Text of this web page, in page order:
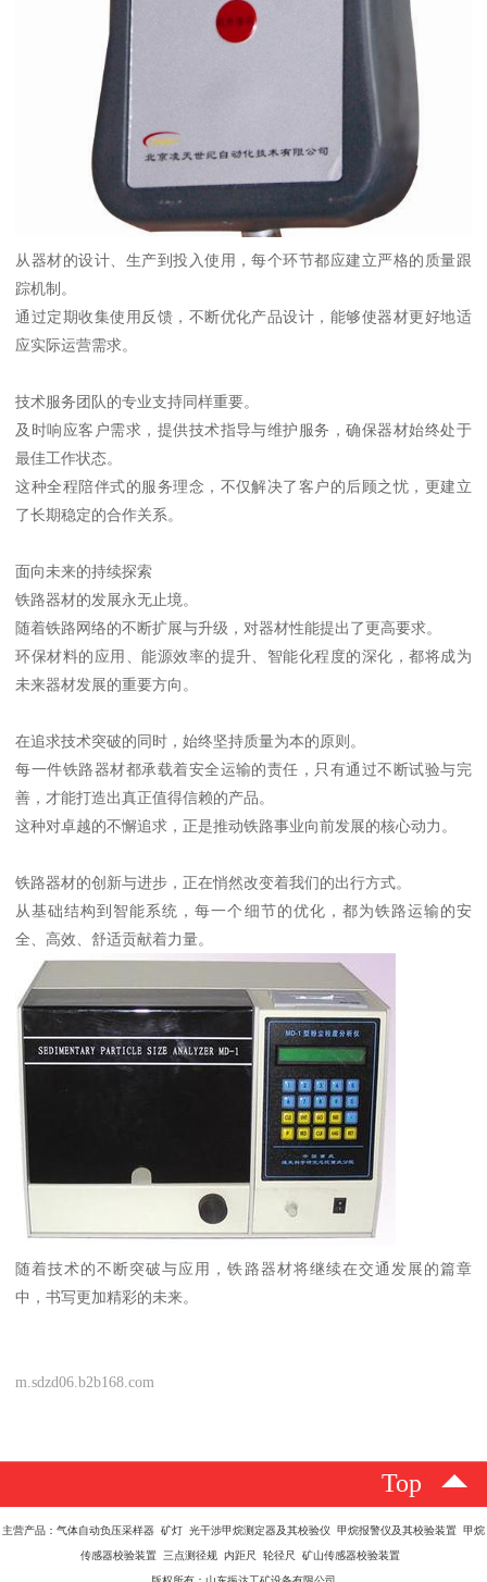
从器材的设计、生产到投入使用，每个环节都应建立严格的质量跟
踪机制。
通过定期收集使用反馈，不断优化产品设计，能够使器材更好地适
应实际运营需求。
技术服务团队的专业支持同样重要。
及时响应客户需求，提供技术指导与维护服务，确保器材始终处于
最佳工作状态。
这种全程陪伴式的服务理念，不仅解决了客户的后顾之忧，更建立
了长期稳定的合作关系。
面向未来的持续探索
铁路器材的发展永无止境。
随着铁路网络的不断扩展与升级，对器材性能提出了更高要求。
环保材料的应用、能源效率的提升、智能化程度的深化，都将成为
未来器材发展的重要方向。
在追求技术突破的同时，始终坚持质量为本的原则。
每一件铁路器材都承载着安全运输的责任，只有通过不断试验与完
善，才能打造出真正值得信赖的产品。
这种对卓越的不懈追求，正是推动铁路事业向前发展的核心动力。
铁路器材的创新与进步，正在悄然改变着我们的出行方式。
从基础结构到智能系统，每一个细节的优化，都为铁路运输的安
全、高效、舒适贡献着力量。
随着技术的不断突破与应用，铁路器材将继续在交通发展的篇章
中，书写更加精彩的未来。
m.sdzd06.b2b168.com
Top
主营产品：气体自动负压采样器 矿灯 光干涉甲烷测定器及其校验仪 甲烷报警仪及其校验装置 甲烷
传感器校验装置 三点测径规 内距尺 轮径尺 矿山传感器校验装置